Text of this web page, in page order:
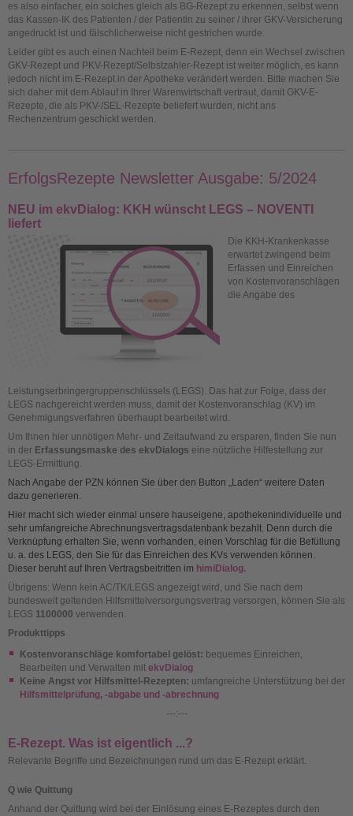
es also einfacher, ein solches gleich als BG-Rezept zu erkennen, selbst wenn
das Kassen-IK des Patienten / der Patientin zu seiner / ihrer GKV-Versicherung
angedruckt ist und fälschlicherweise nicht gestrichen wurde.
Leider gibt es auch einen Nachteil beim E-Rezept, denn ein Wechsel zwischen
GKV-Rezept und PKV-Rezept/Selbstzahler-Rezept ist weiter möglich, es kann
jedoch nicht im E-Rezept in der Apotheke verändert werden. Bitte machen Sie
sich daher mit dem Ablauf in Ihrer Warenwirtschaft vertraut, damit GKV-E-
Rezepte, die als PKV-/SEL-Rezepte beliefert wurden, nicht ans
Rechenzentrum geschickt werden.
ErfolgsRezepte Newsletter Ausgabe: 5/2024
NEU im ekvDialog: KKH wünscht LEGS – NOVENTI
liefert
Die KKH-Krankenkasse
erwartet zwingend beim
Erfassen und Einreichen
von Kostenvoranschlägen
die Angabe des
Leistungserbringergruppenschlüssels (LEGS). Das hat zur Folge, dass der
LEGS nachgereicht werden muss, damit der Kostenvoranschlag (KV) im
Genehmigungsverfahren überhaupt bearbeitet wird.
Um Ihnen hier unnötigen Mehr- und Zeitaufwand zu ersparen, finden Sie nun
in der Erfassungsmaske des ekvDialogs eine nützliche Hilfestellung zur
LEGS-Ermittlung.
Nach Angabe der PZN können Sie über den Button „Laden“ weitere Daten
dazu generieren.
Hier macht sich wieder einmal unsere hauseigene, apothekenindividuelle und
sehr umfangreiche Abrechnungsvertragsdatenbank bezahlt. Denn durch die
Verknüpfung erhalten Sie, wenn vorhanden, einen Vorschlag für die Befüllung
u. a. des LEGS, den Sie für das Einreichen des KVs verwenden können.
Dieser beruht auf Ihren Vertragsbeitritten im himiDialog.
Übrigens: Wenn kein AC/TK/LEGS angezeigt wird, und Sie nach dem
bundesweit geltenden Hilfsmittelversorgungsvertrag versorgen, können Sie als
LEGS 1100000 verwenden.
Produkttipps
Kostenvoranschläge komfortabel gelöst: bequemes Einreichen,
Bearbeiten und Verwalten mit ekvDialog
Keine Angst vor Hilfsmittel-Rezepten: umfangreiche Unterstützung bei der
Hilfsmittelprüfung, -abgabe und -abrechnung
---:---
E-Rezept. Was ist eigentlich ...?
Relevante Begriffe und Bezeichnungen rund um das E-Rezept erklärt.
Q wie Quittung
Anhand der Quittung wird bei der Einlösung eines E-Rezeptes durch den